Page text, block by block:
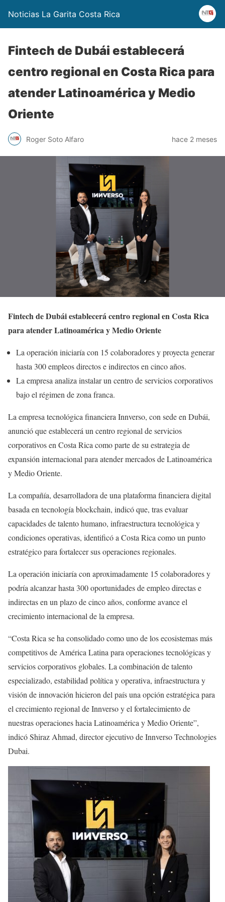
Noticias La Garita Costa Rica
Fintech de Dubái establecerá
centro regional en Costa Rica para
atender Latinoamérica y Medio
Oriente
Roger Soto Alfaro hace 2 meses
Fintech de Dubái establecerá centro regional en Costa Rica
para atender Latinoamérica y Medio Oriente
La operación iniciaría con 15 colaboradores y proyecta generar
hasta 300 empleos directos e indirectos en cinco años.
La empresa analiza instalar un centro de servicios corporativos
bajo el régimen de zona franca.
La empresa tecnológica financiera Innverso, con sede en Dubái,
anunció que establecerá un centro regional de servicios
corporativos en Costa Rica como parte de su estrategia de
expansión internacional para atender mercados de Latinoamérica
y Medio Oriente.
La compañía, desarrolladora de una plataforma financiera digital
basada en tecnología blockchain, indicó que, tras evaluar
capacidades de talento humano, infraestructura tecnológica y
condiciones operativas, identificó a Costa Rica como un punto
estratégico para fortalecer sus operaciones regionales.
La operación iniciaría con aproximadamente 15 colaboradores y
podría alcanzar hasta 300 oportunidades de empleo directas e
indirectas en un plazo de cinco años, conforme avance el
crecimiento internacional de la empresa.
“Costa Rica se ha consolidado como uno de los ecosistemas más
competitivos de América Latina para operaciones tecnológicas y
servicios corporativos globales. La combinación de talento
especializado, estabilidad política y operativa, infraestructura y
visión de innovación hicieron del país una opción estratégica para
el crecimiento regional de Innverso y el fortalecimiento de
nuestras operaciones hacia Latinoamérica y Medio Oriente”,
indicó Shiraz Ahmad, director ejecutivo de Innverso Technologies
Dubai.